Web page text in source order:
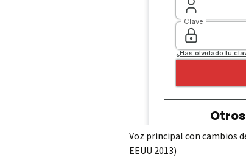
Voz principal con cambios
EEUU 2013)